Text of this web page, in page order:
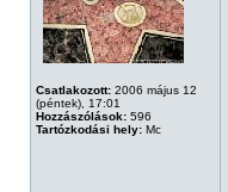
Csatlakozott: 2006 május 12
(péntek), 17:01
Hozzászólások: 596
Tartózkodási hely: Mc